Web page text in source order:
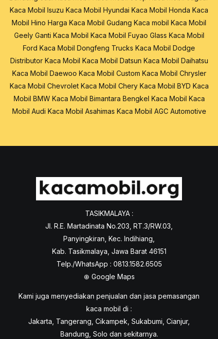
Kaca Mobil Isuzu Kaca Mobil Hyundai Kaca Mobil Honda Kaca
Mobil Hino Harga Kaca Mobil Gudang Kaca mobil Kaca Mobil
Geely Ganti Kaca Mobil Kaca Mobil Fuyao Glass Kaca Mobil
Ford Kaca Mobil Dongfeng Trucks Kaca Mobil Dodge
Distributor Kaca Mobil Kaca Mobil Datsun Kaca Mobil Daihatsu
Kaca Mobil Daewoo Kaca Mobil Custom Kaca Mobil Chrysler
Kaca Mobil Chevrolet Kaca Mobil Chery Kaca Mobil BYD Kaca
Mobil BMW Kaca Mobil Bimantara Bengkel Kaca Mobil Kaca
Mobil Audi Kaca Mobil Asahimas Kaca Mobil AGC Automotive
TASIKMALAYA :
Jl. R.E. Martadinata No.203, RT.3/RW.03,
Panyingkiran, Kec. Indihiang,
Kab. Tasikmalaya, Jawa Barat 46151
Telp./WhatsApp : 0813.1582.6505
⊕ Google Maps
Kami juga menyediakan penjualan dan jasa pemasangan
kaca mobil di :
Jakarta, Tangerang, Cikampek, Sukabumi, Cianjur,
Bandung, Solo dan sekitarnya.